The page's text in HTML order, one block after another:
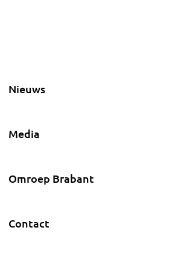
Nieuws
Media
Omroep Brabant
Contact